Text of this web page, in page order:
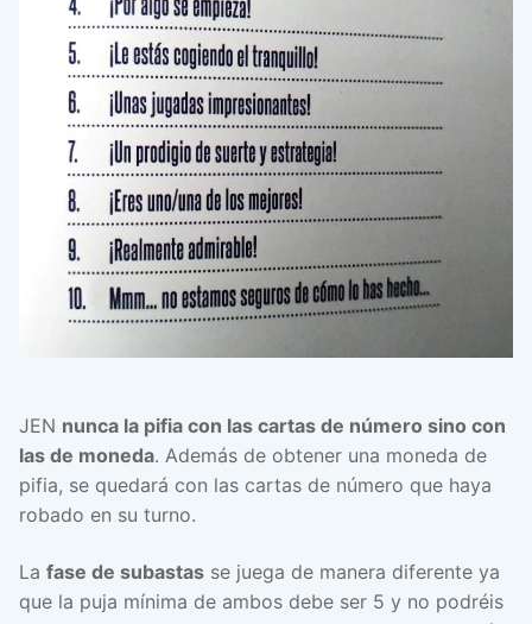
JEN nunca la pifia con las cartas de número sino con
las de moneda. Además de obtener una moneda de
pifia, se quedará con las cartas de número que haya
robado en su turno.
La fase de subastas se juega de manera diferente ya
que la puja mínima de ambos debe ser 5 y no podréis